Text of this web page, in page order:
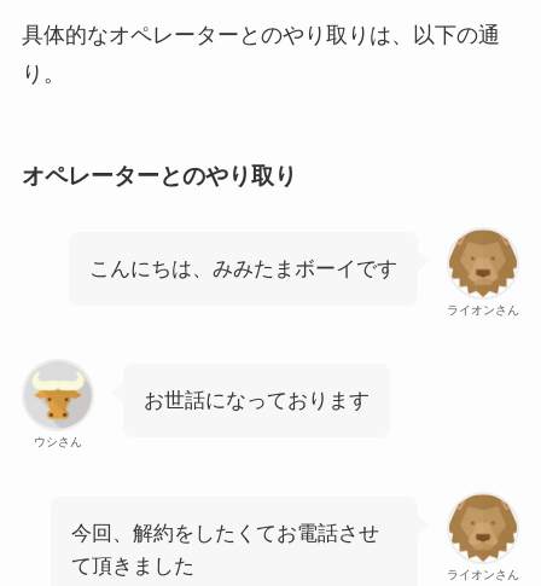
具体的なオペレーターとのやり取りは、以下の通
り。
オペレーターとのやり取り
ライオンさん
こんにちは、みみたまボーイです
ウシさん
お世話になっております
ライオンさん
今回、解約をしたくてお電話させ
て頂きました